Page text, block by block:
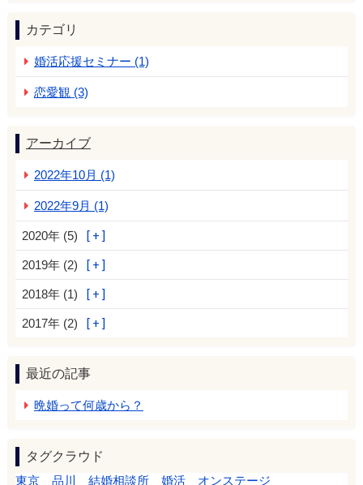
カテゴリ
婚活応援セミナー (1)
恋愛観 (3)
アーカイブ
2022年10月 (1)
2022年9月 (1)
2020年 (5)
2019年 (2)
2018年 (1)
2017年 (2)
最近の記事
晩婚って何歳から？
タグクラウド
東京 品川 結婚相談所 婚活 オンステージ